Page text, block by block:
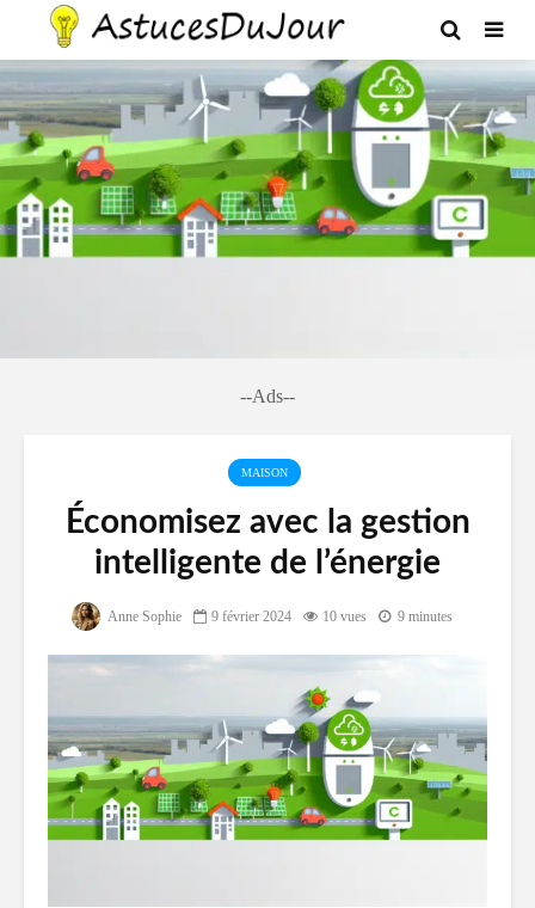
--Ads--
MAISON
Économisez avec la gestion
intelligente de l’énergie
Anne Sophie 9 février 2024 10 vues 9 minutes